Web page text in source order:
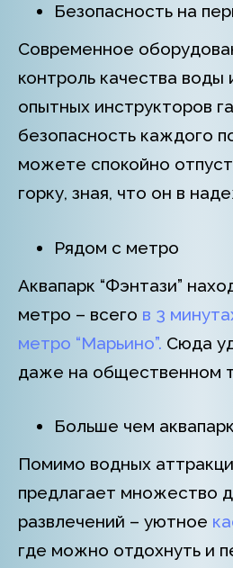
Безопасность на
Современное
контроль качества воды
опытных инструкторов
безопасность каждого
можете спокойно
горку, зная, что он в
Рядом с метро
Аквапарк “Фэнтази”
метро – всего в 3
метро “Марьино”. Сюда
даже на общественном
Больше чем
Помимо водных
предлагает множество
развлечений – уютное
где можно отдохнуть и